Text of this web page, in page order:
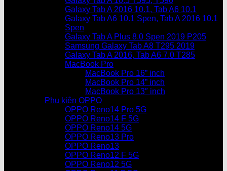
Galaxy Tab A 2016 10.1, Tab A6 10.1
Galaxy Tab A6 10.1 Spen, Tab A 2016 10.1
Spen
Galaxy Tab A Plus 8.0 Spen 2019 P205
Samsung Galaxy Tab A8 T295 2019
Galaxy Tab A 2016, Tab A6 7.0 T285
MacBook Pro
MacBook Pro 16” inch
MacBook Pro 14” inch
MacBook Pro 13″ inch
Phụ kiện OPPO
OPPO Reno14 Pro 5G
OPPO Reno14 F 5G
OPPO Reno14 5G
OPPO Reno13 Pro
OPPO Reno13
OPPO Reno12 F 5G
OPPO Reno12 5G